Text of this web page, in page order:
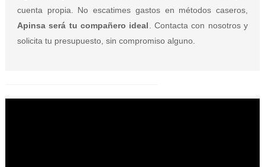
cuenta propia. No escatimes gastos en métodos caseros,
Apinsa será tu compañero ideal . Contacta con nosotros y
solicita tu presupuesto, sin compromiso alguno.